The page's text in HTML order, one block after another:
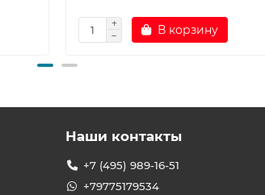
В корзину
Наши контакты
+7 (495) 989-16-51
+79775179534